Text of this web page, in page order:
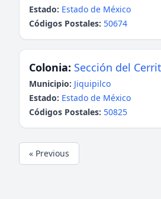
Estado: Estado de México
Códigos Postales: 50674
Colonia: Sección del
Municipio: Jiquipilco
Estado: Estado de México
Códigos Postales: 50825
« Previous